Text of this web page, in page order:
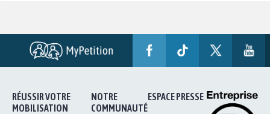
RÉUSSIR VOTRE
MOBILISATION
NOTRE
COMMUNAUTÉ
ESPACE PRESSE